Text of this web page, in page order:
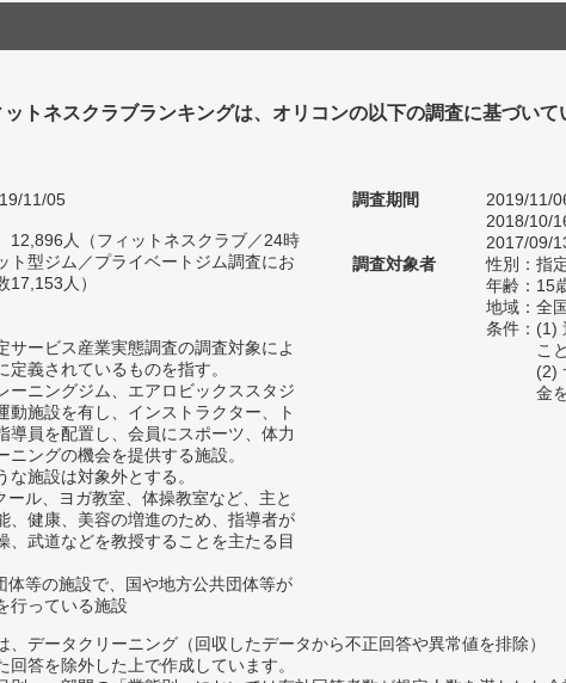
ットネスクラブランキングは、オリコンの以下の調査に基づいて
11/05
12,896人（フィットネスクラブ／24時
ト型ジム／プライベートジム調査にお
17,153人）
サービス産業実態調査の調査対象によ
定義されているものを指す。
ーニングジム、エアロビックススタジ
動施設を有し、インストラクター、ト
導員を配置し、会員にスポーツ、体力
ニングの機会を提供する施設。
施設は対象外とする。
ール、ヨガ教室、体操教室など、主と
、健康、美容の増進のため、指導者が
、武道などを教授することを主たる目
体等の施設で、国や地方公共団体等が
行っている施設
調査期間
2019/11/
2018/10/
2017/09/
調査対象者
性別：指
年齢：15
地域：全国
条件：(1)
こ
(2)
金
データクリーニング（回収したデータから不正回答や異常値を排除）
答を除外した上で作成しています。